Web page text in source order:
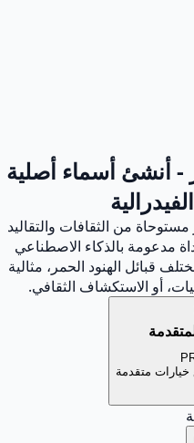
- أنشئ أسماء أصلية
من الثقافات والتقاليد
مدعومة بالذكاء الاصطناعي
قبائل الهنود الحمر، مثالية
أو الاستكشاف الثقافي.
متقدمة